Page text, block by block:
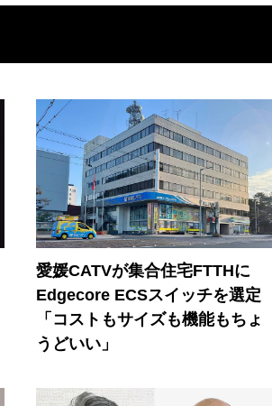
愛媛CATVが集合住宅FTTHに
Edgecore ECSスイッチを選定
「コストもサイズも機能もちょ
うどいい」